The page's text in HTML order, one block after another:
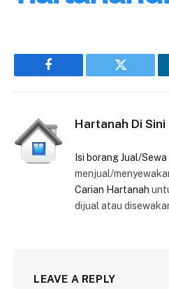
Facebook Twitter
Hartanah Di Sini
Isi borang Jual/
menjual/
Carian Hartanah
dijual atau
LEAVE A REPLY